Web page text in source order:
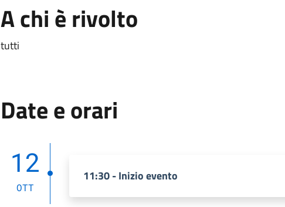
A chi è rivolto
tutti
Date e orari
12
OTT
11:30 - Inizio evento